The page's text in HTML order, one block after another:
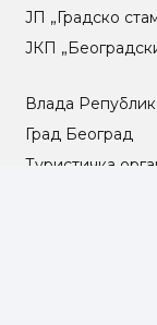
ЈП „Градско
ЈКП
Влада
Град Београд
Туристичка